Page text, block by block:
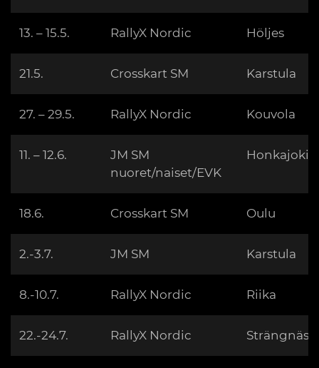
13. – 15.5. RallyX Nordic Höljes
21.5. Crosskart SM Karstula
27. – 29.5. RallyX Nordic Kouvola
11. – 12.6.
JM SM
nuoret/naiset/EVK
Honkajoki
18.6. Crosskart SM Oulu
2.-3.7. JM SM Karstula
8.-10.7. RallyX Nordic Riika
22.-24.7. RallyX Nordic Strängnäs